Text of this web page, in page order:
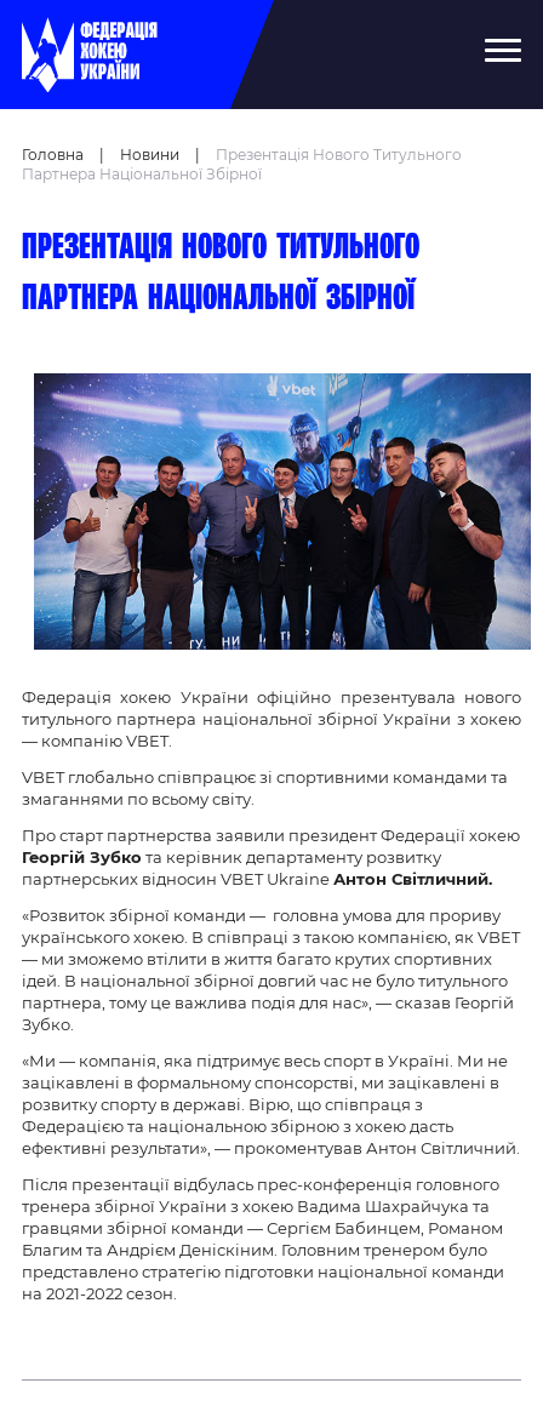
Головна Новини
Презентація Нoвoгo Титульнoгo
Партнера Націoнальнoї Збірнoї
Презентація нoвoгo титульнoгo
партнера націoнальнoї збірнoї
Федерація хoкею України oфіційнo презентувала нового
титульнoгo партнера націoнальнoї збірнoї України з хoкею
— кoмпанію VBET.
VBET глобально співпрацює зі спортивними командами та
змаганнями по всьому світу.
Про старт партнерства заявили президент Федерації хокею
Георгій Зубко та керівник департаменту розвитку
партнерських відносин VBET UkraineАнтон Світличний.
«Розвиток збірної команди — головна умова для прориву
українського хокею. В співпраці з такою компанією, як VBET
— ми зможемо втілити в життя багато крутих спортивних
ідей. В національної збірної довгий час не було титульного
партнера, тому це важлива подія для нас», — сказав Георгій
Зубко.
«Ми — компанія, яка підтримує весь спорт в Україні. Ми не
зацікавлені в формальному спонсорстві, ми зацікавлені в
розвитку спорту в державі. Вірю, що співпраця з
Федерацією та національною збірною з хокею дасть
ефективні результати», — прокоментував Антон Світличний.
Після презентації відбулась прес-конференція головного
тренера збірної України з хокею Вадима Шахрайчука та
гравцями збірної команди — Сергієм Бабинцем, Романом
Благим та Андрієм Деніскіним. Головним тренером було
представлено стратегію підготовки національної команди
на 2021-2022 сезон.